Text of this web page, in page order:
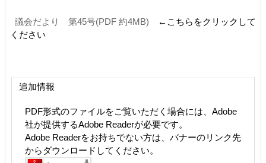
議会だより 第45号(PDF 約4MB)
←こちらをクリックして
ください
追加情報
PDF形式のファイルをご覧いただく場合には、Adobe
社が提供するAdobe Readerが必要です。
Adobe Readerをお持ちでない方は、バナーのリンク先
からダウンロードしてください。